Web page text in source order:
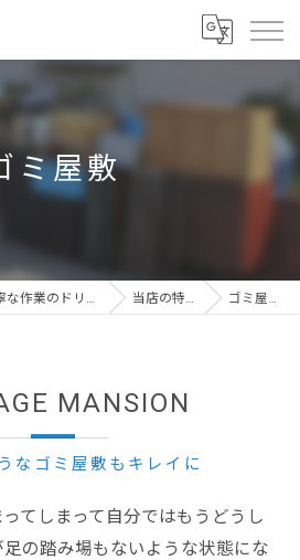
ミ屋敷
板橋区の片付けなら丁寧な作業のドリーム 当店の特徴 ゴミ屋敷
なゴミ屋敷もキレイに
MANSION
ってしまって自分ではもうどうし
の踏み場もないような状態にな